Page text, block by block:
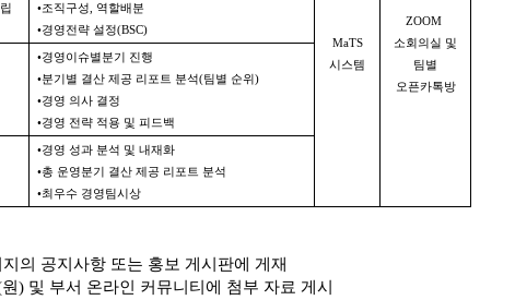
MaTS
시스템
ZOOM
소회의실 및
팀별
오픈카톡방
•조직구성, 역할배분
•경영전략 설정(BSC)
•경영이슈별분기 진행
•분기별 결산 제공 리포트 분석(팀별 순위)
•경영 의사 결정
•경영 전략 적용 및 피드백
•경영 성과 분석 및 내재화
•총 운영분기 결산 제공 리포트 분석
•최우수 경영팀시상
의 공지사항 또는 홍보 게시판에 게재
) 및 부서 온라인 커뮤니티에 첨부 자료 게시